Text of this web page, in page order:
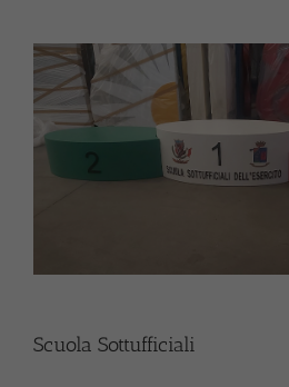
Scuola Sottufficiali